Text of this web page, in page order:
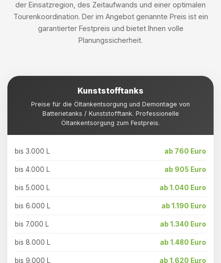
der Einsatzregion, des Zeitaufwands und einer optimalen
Tourenkoordination. Der im Angebot genannte Preis ist ein
garantierter Festpreis und bietet Ihnen volle
Planungssicherheit.
Kunststofftanks
Preise für die Öltankentsorgung und Demontage von
Batterietanks / Kunststofftank. Professionelle
Öltankentsorgung zum Festpreis.
bis 3.000 L ab 760 Euro
bis 4.000 L ab 905 Euro
bis 5.000 L ab 1.040 Euro
bis 6.000 L ab 1.190 Euro
bis 7.000 L ab 1.340 Euro
bis 8.000 L ab 1.480 Euro
bis 9.000 L ab 1.620 Euro